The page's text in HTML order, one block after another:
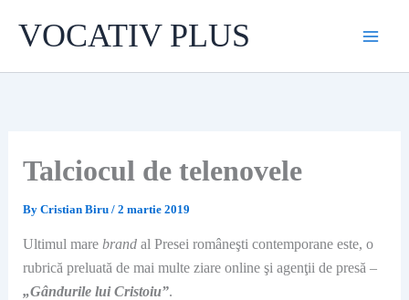
VOCATIV PLUS
Talciocul de telenovele
By Cristian Biru / 2 martie 2019
Ultimul mare brand al Presei româneşti contemporane este, o
rubrică preluată de mai multe ziare online şi agenţii de presă –
„Gândurile lui Cristoiu”.